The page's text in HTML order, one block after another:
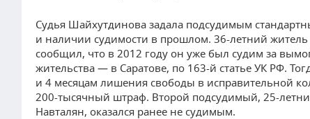
Судья Шайхутдинова задала подсудимым
и наличии судимости в прошлом. 36-летний
сообщил, что в 2012 году он уже был судим за
жительства — в Саратове, по 163-й статье УК РФ.
и 4 месяцам лишения свободы в исправительной
200-тысячный штраф. Второй подсудимый, 25-
Навталян, оказался ранее не судимым.